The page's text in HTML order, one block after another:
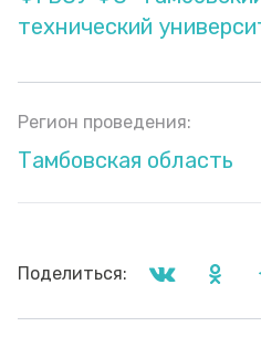
технический
Регион проведения:
Тамбовская область
Поделиться: